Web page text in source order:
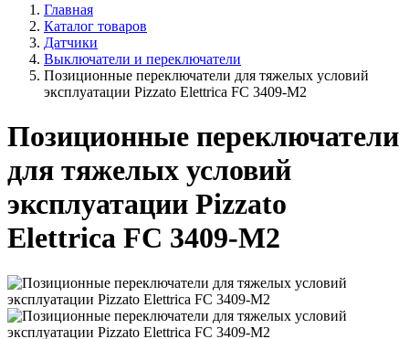
Главная
Каталог товаров
Датчики
Выключатели и переключатели
Позиционные переключатели для тяжелых условий
эксплуатации Pizzato Elettrica FC 3409-M2
Позиционные переключатели
для тяжелых условий
эксплуатации Pizzato
Elettrica FC 3409-M2